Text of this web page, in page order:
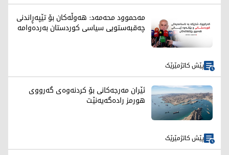
مەحموود محەمەد: هەوڵەکان بۆ تێپەڕاندنی
چەقبەستویی سیاسی کوردستان بەردەوامە
پێش کاتژمێرێک
ئێران مەرجەکانی بۆ کردنەوەی گەرووی
هورمز رادەگەیەنێت
پێش کاتژمێرێک